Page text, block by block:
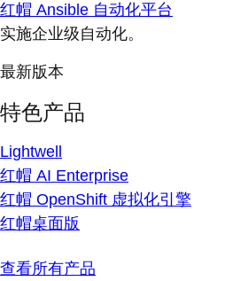
红帽 Ansible 自动化平台
实施企业级自动化。
最新版本
特色产品
Lightwell
红帽 AI Enterprise
红帽 OpenShift 虚拟化引擎
红帽桌面版
查看所有产品